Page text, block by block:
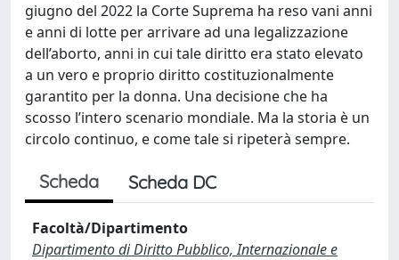
giugno del 2022 la Corte Suprema ha reso vani anni
e anni di lotte per arrivare ad una legalizzazione
dell’aborto, anni in cui tale diritto era stato elevato
a un vero e proprio diritto costituzionalmente
garantito per la donna. Una decisione che ha
scosso l’intero scenario mondiale. Ma la storia è un
circolo continuo, e come tale si ripeterà sempre.
Scheda Scheda DC
Facoltà/Dipartimento
Dipartimento di Diritto Pubblico, Internazionale e